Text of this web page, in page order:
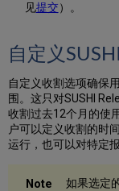
见提交）。
自定义
自定义收割选项确保
围。这只对SUSHI
收割过去12个月的使
户可以定义收割的时
运行，也可以对特定
如果选定